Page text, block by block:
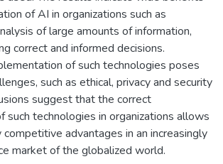
of AI in organizations such as
of large amounts of information,
correct and informed decisions.
of such technologies poses
such as ethical, privacy and security
suggest that the correct
such technologies in organizations allows
advantages in an increasingly
market of the globalized world.